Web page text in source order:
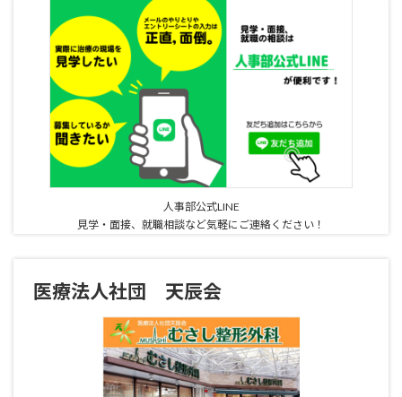
人事部公式LINE
見学・面接、就職相談など気軽にご連絡ください！
医療法人社団 天辰会